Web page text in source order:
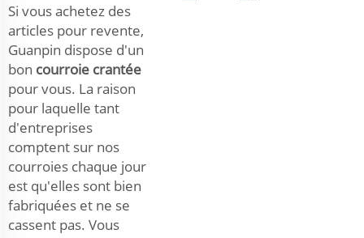
Si vous achetez des
articles pour revente,
Guanpin dispose d'un
bon courroie crantée
pour vous. La raison
pour laquelle tant
d'entreprises
comptent sur nos
courroies chaque jour
est qu'elles sont bien
fabriquées et ne se
cassent pas. Vous